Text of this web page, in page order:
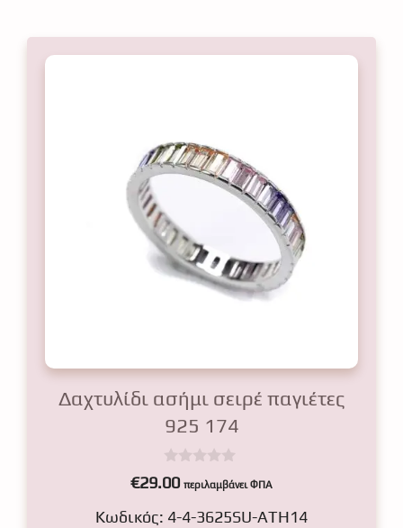
Δαχτυλίδι ασήμι σειρέ παγιέτες
925 174
0
o
€29.00 περιλαμβάνει ΦΠΑ
Κωδικός: 4-4-3625SU-ATH14